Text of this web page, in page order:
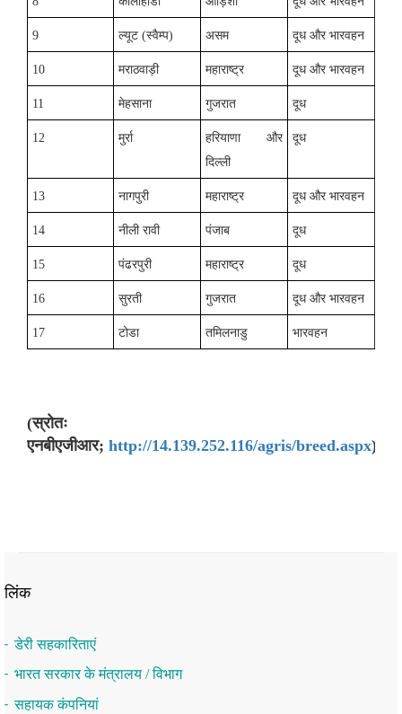
9 ल्यूट (स्वैम्प) असम दूध और भारवहन
10 मराठवाड़ी महाराष्ट्र दूध और भारवहन
11 मेहसाना गुजरात दूध
12 मुर्रा
हरियाणा और
दिल्ली
दूध
13 नागपुरी महाराष्ट्र दूध और भारवहन
14 नीली रावी पंजाब दूध
15 पंढरपुरी महाराष्ट्र दूध
16 सुरती गुजरात दूध और भारवहन
17 टोडा तमिलनाडु भारवहन
(स्रोतः
एनबीएजीआर; http://14.139.252.116/agris/breed.aspx)
लिंक
डेरी सहकारिताएं
भारत सरकार के मंत्रालय / विभाग
सहायक कंपनियां